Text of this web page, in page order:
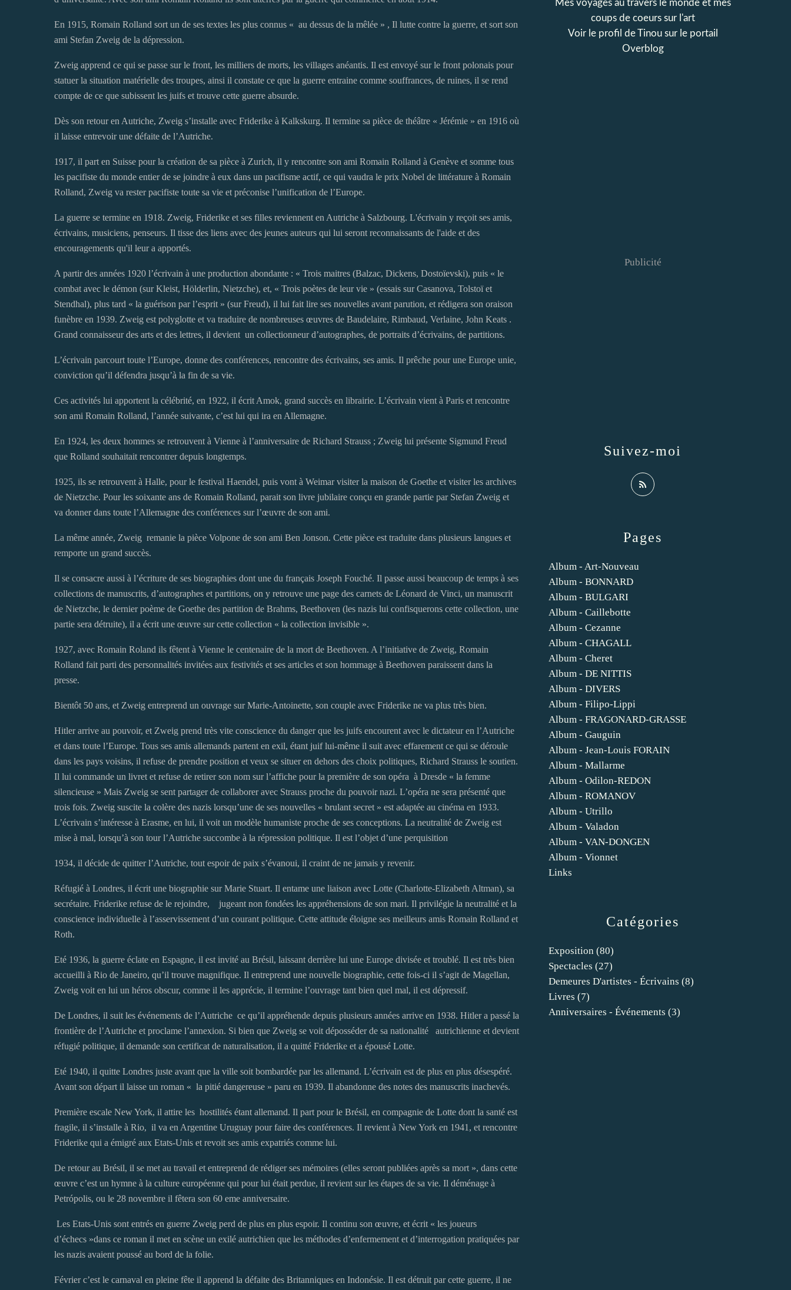
En 1915, Romain Rolland sort un de ses textes les plus connus « au dessus de la mêlée » , Il lutte contre la guerre, et sort son
ami Stefan Zweig de la dépression.
Zweig apprend ce qui se passe sur le front, les milliers de morts, les villages anéantis. Il est envoyé sur le front polonais pour
statuer la situation matérielle des troupes, ainsi il constate ce que la guerre entraine comme souffrances, de ruines, il se rend
compte de ce que subissent les juifs et trouve cette guerre absurde.
Dès son retour en Autriche, Zweig s’installe avec Friderike à Kalkskurg. Il termine sa pièce de théâtre « Jérémie » en 1916 où
il laisse entrevoir une défaite de l’Autriche.
1917, il part en Suisse pour la création de sa pièce à Zurich, il y rencontre son ami Romain Rolland à Genève et somme tous
les pacifiste du monde entier de se joindre à eux dans un pacifisme actif, ce qui vaudra le prix Nobel de littérature à Romain
Rolland, Zweig va rester pacifiste toute sa vie et préconise l’unification de l’Europe.
La guerre se termine en 1918. Zweig, Friderike et ses filles reviennent en Autriche à Salzbourg. L'écrivain y reçoit ses amis,
écrivains, musiciens, penseurs. Il tisse des liens avec des jeunes auteurs qui lui seront reconnaissants de l'aide et des
encouragements qu'il leur a apportés.
A partir des années 1920 l’écrivain à une production abondante : « Trois maitres (Balzac, Dickens, Dostoïevski), puis « le
combat avec le démon (sur Kleist, Hölderlin, Nietzche), et, « Trois poètes de leur vie » (essais sur Casanova, Tolstoï et
Stendhal), plus tard « la guérison par l’esprit » (sur Freud), il lui fait lire ses nouvelles avant parution, et rédigera son oraison
funèbre en 1939. Zweig est polyglotte et va traduire de nombreuses œuvres de Baudelaire, Rimbaud, Verlaine, John Keats .
Grand connaisseur des arts et des lettres, il devient un collectionneur d’autographes, de portraits d’écrivains, de partitions.
L’écrivain parcourt toute l’Europe, donne des conférences, rencontre des écrivains, ses amis. Il prêche pour une Europe unie,
conviction qu’il défendra jusqu’à la fin de sa vie.
Ces activités lui apportent la célébrité, en 1922, il écrit Amok, grand succès en librairie. L’écrivain vient à Paris et rencontre
son ami Romain Rolland, l’année suivante, c’est lui qui ira en Allemagne.
En 1924, les deux hommes se retrouvent à Vienne à l’anniversaire de Richard Strauss ; Zweig lui présente Sigmund Freud
que Rolland souhaitait rencontrer depuis longtemps.
1925, ils se retrouvent à Halle, pour le festival Haendel, puis vont à Weimar visiter la maison de Goethe et visiter les archives
de Nietzche. Pour les soixante ans de Romain Rolland, parait son livre jubilaire conçu en grande partie par Stefan Zweig et
va donner dans toute l’Allemagne des conférences sur l’œuvre de son ami.
La même année, Zweig remanie la pièce Volpone de son ami Ben Jonson. Cette pièce est traduite dans plusieurs langues et
remporte un grand succès.
Il se consacre aussi à l’écriture de ses biographies dont une du français Joseph Fouché. Il passe aussi beaucoup de temps à ses
collections de manuscrits, d’autographes et partitions, on y retrouve une page des carnets de Léonard de Vinci, un manuscrit
de Nietzche, le dernier poème de Goethe des partition de Brahms, Beethoven (les nazis lui confisquerons cette collection, une
partie sera détruite), il a écrit une œuvre sur cette collection « la collection invisible ».
1927, avec Romain Roland ils fêtent à Vienne le centenaire de la mort de Beethoven. A l’initiative de Zweig, Romain
Rolland fait parti des personnalités invitées aux festivités et ses articles et son hommage à Beethoven paraissent dans la
presse.
Bientôt 50 ans, et Zweig entreprend un ouvrage sur Marie-Antoinette, son couple avec Friderike ne va plus très bien.
Hitler arrive au pouvoir, et Zweig prend très vite conscience du danger que les juifs encourent avec le dictateur en l’Autriche
et dans toute l’Europe. Tous ses amis allemands partent en exil, étant juif lui-même il suit avec effarement ce qui se déroule
dans les pays voisins, il refuse de prendre position et veux se situer en dehors des choix politiques, Richard Strauss le soutien.
Il lui commande un livret et refuse de retirer son nom sur l’affiche pour la première de son opéra à Dresde « la femme
silencieuse » Mais Zweig se sent partager de collaborer avec Strauss proche du pouvoir nazi. L’opéra ne sera présenté que
trois fois. Zweig suscite la colère des nazis lorsqu’une de ses nouvelles « brulant secret » est adaptée au cinéma en 1933.
L’écrivain s’intéresse à Erasme, en lui, il voit un modèle humaniste proche de ses conceptions. La neutralité de Zweig est
mise à mal, lorsqu’à son tour l’Autriche succombe à la répression politique. Il est l’objet d’une perquisition
1934, il décide de quitter l’Autriche, tout espoir de paix s’évanoui, il craint de ne jamais y revenir.
Réfugié à Londres, il écrit une biographie sur Marie Stuart. Il entame une liaison avec Lotte (Charlotte-Elizabeth Altman), sa
secrétaire. Friderike refuse de le rejoindre, jugeant non fondées les appréhensions de son mari. Il privilégie la neutralité et la
conscience individuelle à l’asservissement d’un courant politique. Cette attitude éloigne ses meilleurs amis Romain Rolland et
Roth.
Eté 1936, la guerre éclate en Espagne, il est invité au Brésil, laissant derrière lui une Europe divisée et troublé. Il est très bien
accueilli à Rio de Janeiro, qu’il trouve magnifique. Il entreprend une nouvelle biographie, cette fois-ci il s’agit de Magellan,
Zweig voit en lui un héros obscur, comme il les apprécie, il termine l’ouvrage tant bien quel mal, il est dépressif.
De Londres, il suit les événements de l’Autriche ce qu’il appréhende depuis plusieurs années arrive en 1938. Hitler a passé la
frontière de l’Autriche et proclame l’annexion. Si bien que Zweig se voit déposséder de sa nationalité autrichienne et devient
réfugié politique, il demande son certificat de naturalisation, il a quitté Friderike et a épousé Lotte.
Eté 1940, il quitte Londres juste avant que la ville soit bombardée par les allemand. L’écrivain est de plus en plus désespéré.
Avant son départ il laisse un roman « la pitié dangereuse » paru en 1939. Il abandonne des notes des manuscrits inachevés.
Première escale New York, il attire les hostilités étant allemand. Il part pour le Brésil, en compagnie de Lotte dont la santé est
fragile, il s’installe à Rio, il va en Argentine Uruguay pour faire des conférences. Il revient à New York en 1941, et rencontre
Friderike qui a émigré aux Etats-Unis et revoit ses amis expatriés comme lui.
De retour au Brésil, il se met au travail et entreprend de rédiger ses mémoires (elles seront publiées après sa mort », dans cette
œuvre c’est un hymne à la culture européenne qui pour lui était perdue, il revient sur les étapes de sa vie. Il déménage à
Petrópolis, ou le 28 novembre il fêtera son 60 eme anniversaire.
Les Etats-Unis sont entrés en guerre Zweig perd de plus en plus espoir. Il continu son œuvre, et écrit « les joueurs
d’échecs »dans ce roman il met en scène un exilé autrichien que les méthodes d’enfermement et d’interrogation pratiquées par
les nazis avaient poussé au bord de la folie.
Février c’est le carnaval en pleine fête il apprend la défaite des Britanniques en Indonésie. Il est détruit par cette guerre, il ne
Catégories
Exposition (80)
Spectacles (27)
Demeures D'artistes - Écrivains (8)
Livres (7)
Anniversaires - Événements (3)
Pages
Album - Art-Nouveau
Album - BONNARD
Album - BULGARI
Album - Caillebotte
Album - Cezanne
Album - CHAGALL
Album - Cheret
Album - DE NITTIS
Album - DIVERS
Album - Filipo-Lippi
Album - FRAGONARD-GRASSE
Album - Gauguin
Album - Jean-Louis FORAIN
Album - Mallarme
Album - Odilon-REDON
Album - ROMANOV
Album - Utrillo
Album - Valadon
Album - VAN-DONGEN
Album - Vionnet
Links
Mes voyages au travers le monde et mes
coups de coeurs sur l'art
Voir le profil deTinousur le portail
Overblog
Suivez-moi
Publicité